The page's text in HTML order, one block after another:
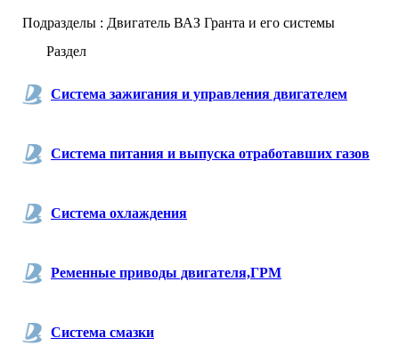
Подразделы : Двигатель ВАЗ Гранта и его системы
Раздел
Система зажигания и управления двигателем
Система питания и выпуска отработавших газов
Система охлаждения
Ременные приводы двигателя,ГРМ
Система смазки